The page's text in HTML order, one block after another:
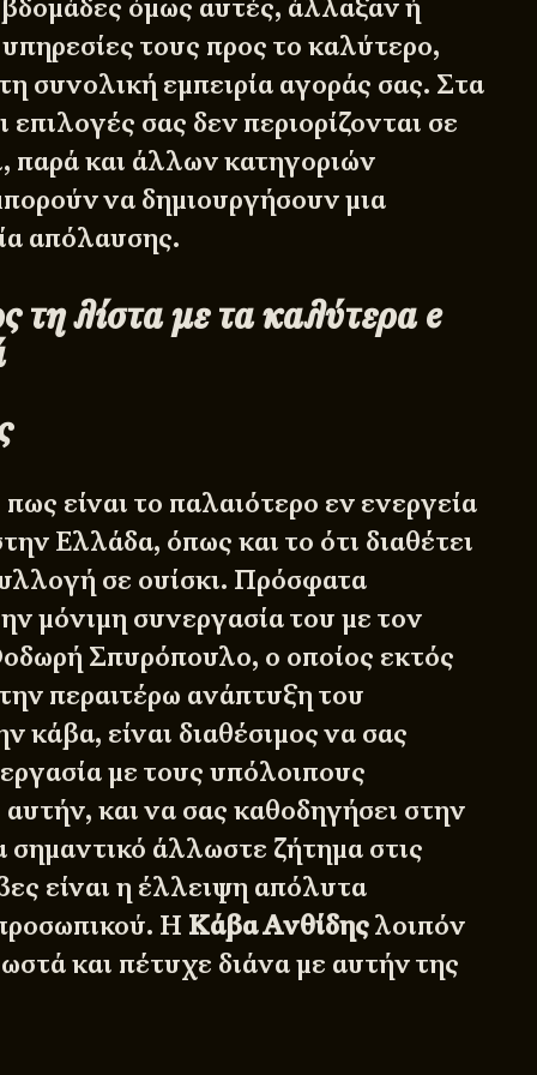
όμως αυτές, άλλαξαν ή
τους προς το καλύτερο,
συνολική εμπειρία αγοράς σας. Στα
επιλογές σας δεν περιορίζονται σε
παρά και άλλων κατηγοριών
να δημιουργήσουν μια
απόλαυσης.
τη λίστα με τα καλύτερα e
είναι το παλαιότερο εν ενεργεία
Ελλάδα, όπως και το ότι διαθέτει
σε ουίσκι. Πρόσφατα
μόνιμη συνεργασία του με τον
Σπυρόπουλο, ο οποίος εκτός
περαιτέρω ανάπτυξη του
κάβα, είναι διαθέσιμος να σας
με τους υπόλοιπους
και να σας καθοδηγήσει στην
άλλωστε ζήτημα στις
είναι η έλλειψη απόλυτα
Η Κάβα Ανθίδηςλοιπόν
και πέτυχε διάνα με αυτήν της